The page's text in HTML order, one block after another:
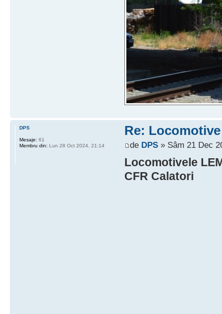
Re:
de DPS» Sâm 21 Dec
Locomotivele
CFR Calatori
DPS
Mesaje: 61
Membru din: Lun 28 Oct 2024, 21:14